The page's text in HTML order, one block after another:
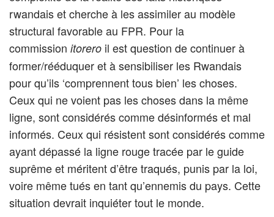
rwandais et cherche à les assimiler au modèle
structural favorable au FPR. Pour la
commission itorero il est question de continuer à
former/rééduquer et à sensibiliser les Rwandais
pour qu’ils ‘comprennent tous bien’ les choses.
Ceux qui ne voient pas les choses dans la même
ligne, sont considérés comme désinformés et mal
informés. Ceux qui résistent sont considérés comme
ayant dépassé la ligne rouge tracée par le guide
suprême et méritent d’être traqués, punis par la loi,
voire même tués en tant qu’ennemis du pays. Cette
situation devrait inquiéter tout le monde.